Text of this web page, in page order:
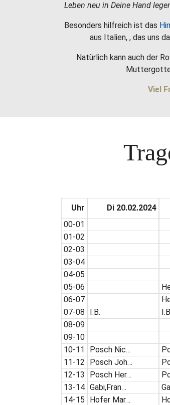
Leben neu in Deine Hand
Besonders hilfreich ist das
aus Italien, , das uns
Natürlich kann auch der
Viel
Uhr
00-01
01-02
02-03
03-04
04-05
05-06
06-07
07-08
08-09
09-10
10-11
11-12
12-13
13-14
14-15
Di 20.02.2024
I.B.
Posch Nic…
Posch Joh…
Posch Her…
Gabi,Fran…
Hofer Mar…